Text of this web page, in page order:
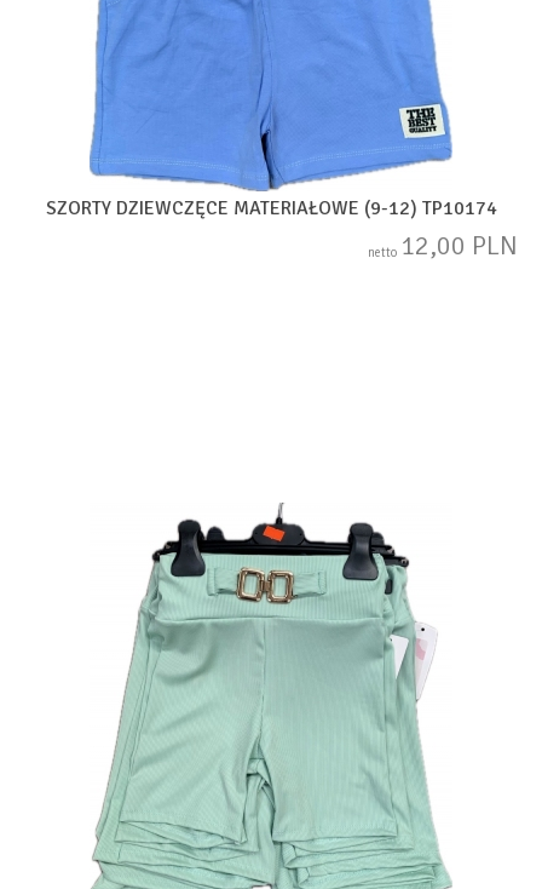
SZORTY DZIEWCZĘCE MATERIAŁOWE (9-12) TP10174
netto 12,00 PLN